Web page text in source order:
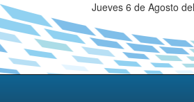
Jueves 6 de Agosto